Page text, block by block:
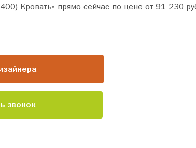
цене от 91 230 руб. Добавьте товар в корзину и оформите покупку всего за пару минут. Сделайте
звонок